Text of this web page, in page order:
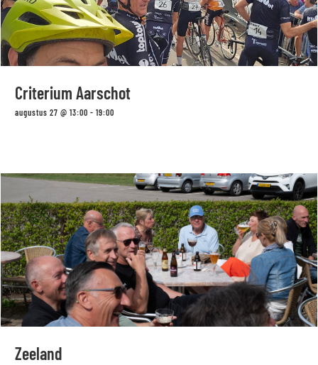
Criterium Aarschot
augustus 27 @ 13:00 - 19:00
Zeeland